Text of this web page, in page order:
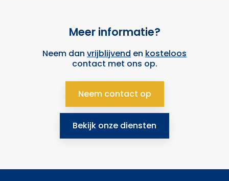
Meer informatie?
Neem dan vrijblijvend en kosteloos
contact met ons op.
Neem contact op
Bekijk onze diensten